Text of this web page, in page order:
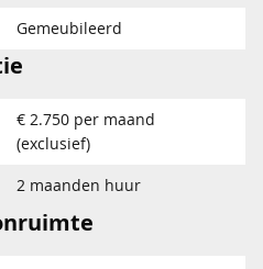
Gemeubileerd
€ 2.750 per maand
(exclusief)
2 maanden huur